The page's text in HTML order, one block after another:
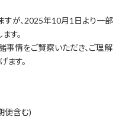
すが、2025年10月1日より一部
す。
事情をご賢察いただき、ご理解
ます。
便含む)